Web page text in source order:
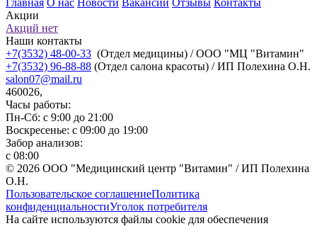
Акции
Акций нет
Наши контакты
+7(3532) 48-00-33 (Отдел медицины) / ООО "МЦ "Витамин"
+7(3532) 96-88-88 (Отдел салона красоты) / ИП Полехина О.Н.
salon07@mail.ru
460026,
Часы работы:
Пн-Сб: с 9:00 до 21:00
Воскресенье: с 09:00 до 19:00
Забор анализов:
с 08:00
© 2026 ООО "Медицинский центр "Витамин" / ИП Полехина
О.Н.
Пользовательское соглашениеПолитика
конфиденциальностиУголок потребителя
На сайте используются файлы cookie для обеспечения